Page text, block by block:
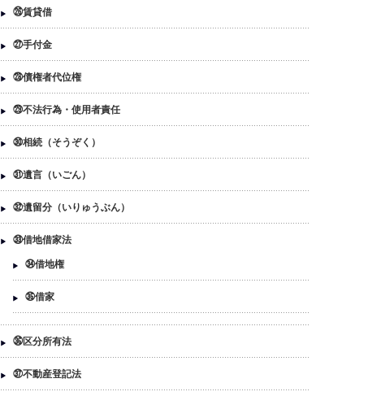
㉖賃貸借
㉗手付金
㉘債権者代位権
㉙不法行為・使用者責任
㉚相続（そうぞく）
㉛遺言（いごん）
㉜遺留分（いりゅうぶん）
㉝借地借家法
㉞借地権
㉟借家
㊱区分所有法
㊲不動産登記法